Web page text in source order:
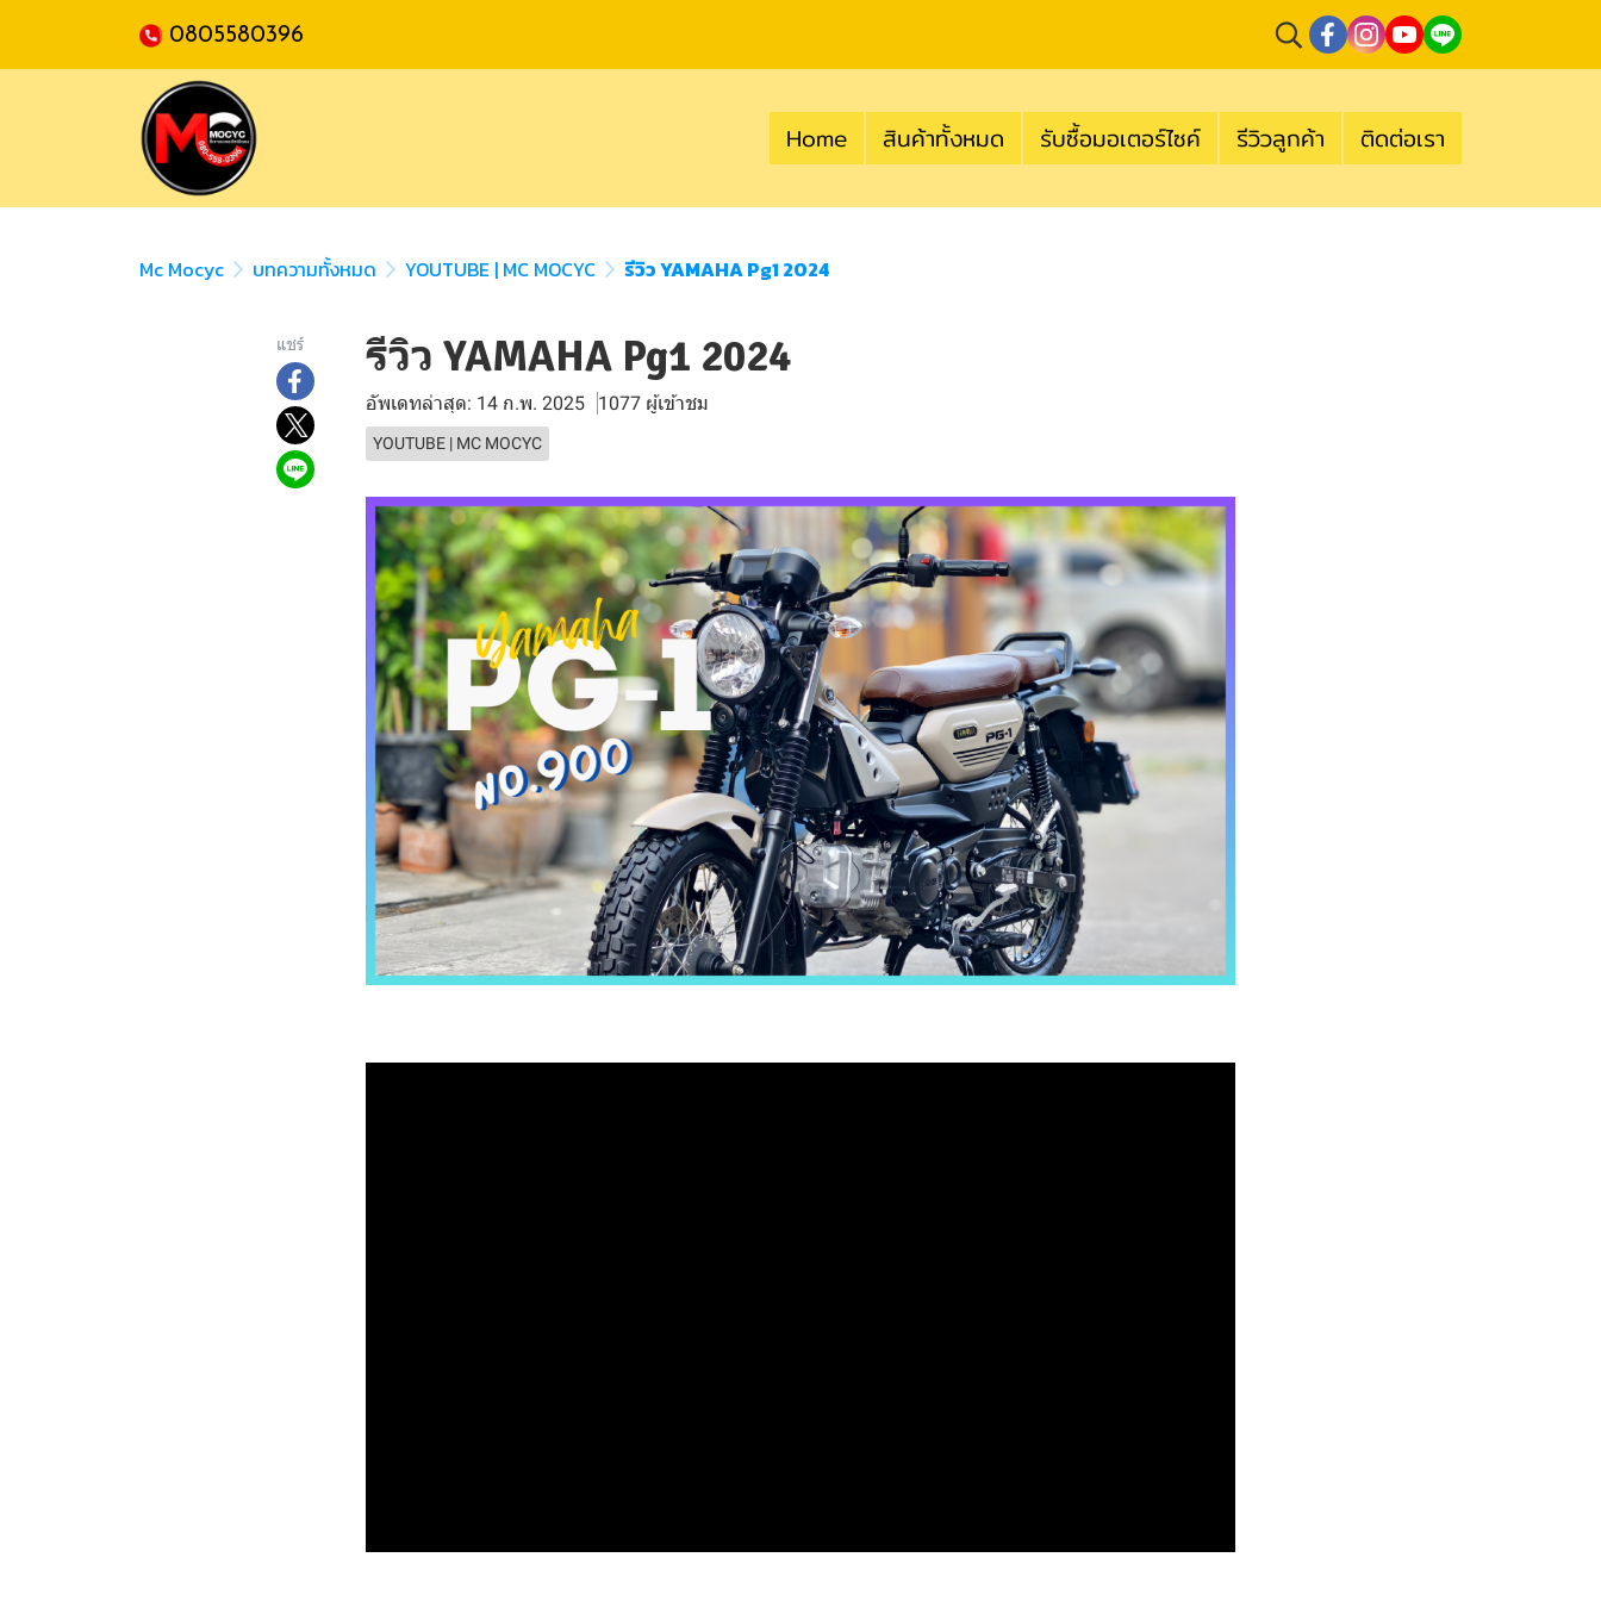
0805580396
Home สินค้าทั้งหมด รับซื้อมอเตอร์ไซค์ รีวิวลูกค้า ติดต่อเรา
Mc Mocyc บทความทั้งหมด YOUTUBE | MC MOCYC รีวิว YAMAHA Pg1 2024
แชร์ รีวิว YAMAHA Pg1 2024
อัพเดทล่าสุด: 14 ก.พ. 2025 1077 ผู้เข้าชม
YOUTUBE | MC MOCYC